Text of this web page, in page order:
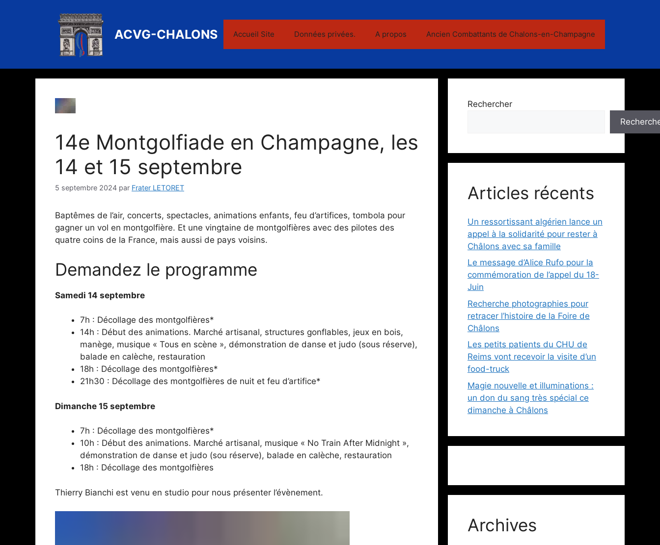
ACVG-CHALONS Accueil Site Données privées. A propos Ancien Combattants de Chalons-en-Champagne
14e Montgolfiade en Champagne, les
14 et 15 septembre
5 septembre 2024 par Frater LETORET
Baptêmes de l’air, concerts, spectacles, animations enfants, feu d’artifices, tombola pour
gagner un vol en montgolfière. Et une vingtaine de montgolfières avec des pilotes des
quatre coins de la France, mais aussi de pays voisins.
Demandez le programme
Samedi 14 septembre
7h : Décollage des montgolfières*
14h : Début des animations. Marché artisanal, structures gonflables, jeux en bois,
manège, musique « Tous en scène », démonstration de danse et judo (sous réserve),
balade en calèche, restauration
18h : Décollage des montgolfières*
21h30 : Décollage des montgolfières de nuit et feu d’artifice*
Dimanche 15 septembre
7h : Décollage des montgolfières*
10h : Début des animations. Marché artisanal, musique « No Train After Midnight »,
démonstration de danse et judo (sou réserve), balade en calèche, restauration
18h : Décollage des montgolfières
Thierry Bianchi est venu en studio pour nous présenter l’évènement.
Rechercher
Articles récents
Un ressortissant algérien lance un
appel à la solidarité pour rester à
Châlons avec sa famille
Le message d’Alice Rufo pour la
commémoration de l’appel du 18-
Juin
Recherche photographies pour
retracer l’histoire de la Foire de
Châlons
Les petits patients du CHU de
Reims vont recevoir la visite d’un
food-truck
Magie nouvelle et illuminations :
un don du sang très spécial ce
dimanche à Châlons
Archives